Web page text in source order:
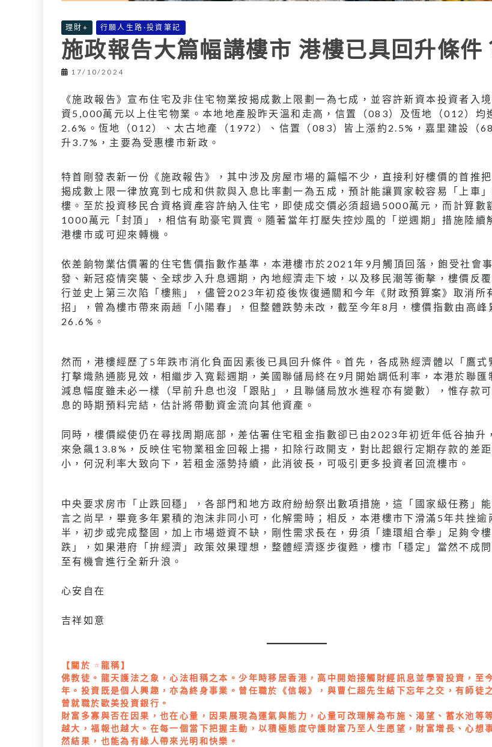
理財+ 行願人生路·投資筆記
施政報告大篇幅講樓市 港樓已具回升條件
17/10/2024
《施政報告》宣布住宅及非住宅物業按揭成數上限劃一為七成，並容許新資本投資者入
資5,000萬元以上住宅物業。本地地產股昨天溫和走高，信置（083）及恆地（012）均
2.6%。恆地（012）、太古地產（1972）、信置（083）皆上漲約2.5%，嘉里建設（
升3.7%，主要為受惠樓市新政。
特首剛發表新一份《施政報告》，其中涉及房屋市場的篇幅不少，直接利好樓價的首推
揭成數上限一律放寬到七成和供款與入息比率劃一為五成，預計能讓買家較容易「上車
樓。至於投資移民合資格資產容許納入住宅，即使成交價必須超過5000萬元，而計算數
1000萬元「封頂」，相信有助豪宅買賣。隨著當年打壓失控炒風的「逆週期」措施陸續
港樓市或可迎來轉機。
依差餉物業估價署的住宅售價指數作基準，本港樓市於2021年9月觸頂回落，飽受社會
發、新冠疫情突襲、全球步入升息週期，內地經濟走下坡，以及移民潮等衝擊，樓價反
行並史上第三次陷「樓熊」，儘管2023年初疫後恢復通關和今年《財政預算案》取消所
招」，曾為樓市帶來兩趟「小陽春」，但整體跌勢未改，截至今年8月，樓價指數由高峰
26.6%。
然而，港樓經歷了5年跌市消化負面因素後已具回升條件。首先，各成熟經濟體以「鷹式
打擊熾熱通膨見效，相繼步入寬鬆週期，美國聯儲局終在9月開始調低利率，本港於聯匯
減息幅度雖未必一樣（早前升息也沒「跟貼」，且聯儲局放水進程亦有變數），惟存款
息的時期預料完結，估計將帶動資金流向其他資產。
同時，樓價縱使仍在尋找周期底部，差估署住宅租金指數卻已由2023年初近年低谷抽升
來急飆13.8%，反映住宅物業租金回報上揚，扣除行政開支，對比起銀行定期存款的差
小，何況利率大致向下，若租金漲勢持續，此消彼長，可吸引更多投資者回流樓市。
中央要求房市「止跌回穩」，各部門和地方政府紛紛祭出數項措施，這「國家級任務」
言之尚早，畢竟多年累積的泡沫非同小可，化解需時；相反，本港樓市下滑滿5年共挫逾
半，初步或完成整固，加上市場遊資不缺，剛性需求長在，毋須「連環組合拳」足夠令
跌」，如果港府「拚經濟」政策效果理想，整體經濟逐步復甦，樓市「穩定」當然不成
至有機會進行全新升浪。
⼼安⾃在
吉祥如意
【關於 #龍稱】
佛教徒。龍天護法之象，心法相稱之本。少年時移居香港，高中開始接觸財經訊息並學習投資，至
年。投資既是個人興趣，亦為終身事業。曾任職於《信報》，與曹仁超先生結下忘年之交，有師徒
曾就職於歐美投資銀行。
財富多寡與否在因果，也在心量，因果展現為運氣與能力，心量可改理解為布施、渴望、蓄水池等
越大，福報也越大。在每一個當下把握主動，以積極態度守護財富乃至人生愿望，財富增長、心想
然結果，也能為有緣人帶來光明和快樂。